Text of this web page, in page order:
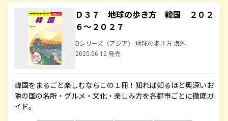
Ｄ３７ 地球の歩き方 韓国 ２０２
６～２０２７
Dシリーズ（アジア） 地球の歩き方 海外
2025.06.12 発売
韓国をまるごと楽しむならこの１冊！知れば知るほど奥深いお
隣の国の名所・グルメ・文化・楽しみ方を各都市ごとに徹底ガ
イド。